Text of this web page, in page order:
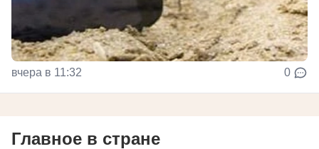
вчера в 11:32 0
Главное в стране